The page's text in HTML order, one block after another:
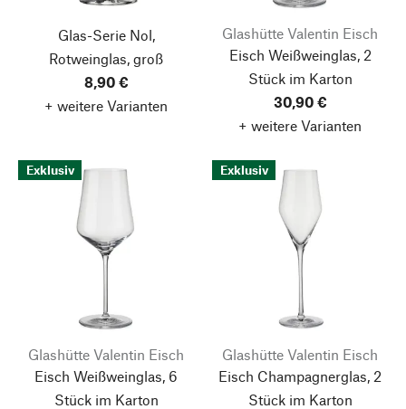
Glas-Serie Nol,
Rotweinglas, groß
8,90 €
+ weitere Varianten
Glashütte Valentin Eisch
Eisch Weißweinglas, 2
Stück im Karton
30,90 €
+ weitere Varianten
Exklusiv
Glashütte Valentin Eisch
Eisch Weißweinglas, 6
Stück im Karton
Exklusiv
Glashütte Valentin Eisch
Eisch Champagnerglas, 2
Stück im Karton